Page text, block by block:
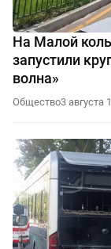
На Малой
запустили
волна»
Общество3 августа